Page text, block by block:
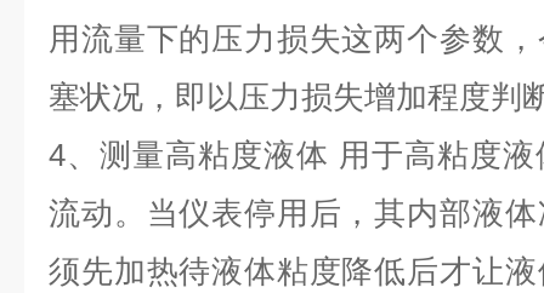
用流量下的压力损失这两个参数
塞状况，即以压力损失增加程度判
4、测量高粘度液体 用于高粘度
流动。当仪表停用后，其内部液
须先加热待液体粘度降低后才让